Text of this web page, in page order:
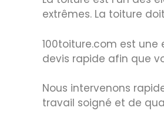
extrêmes. La toiture
100toiture.com est
devis rapide afin que
Nous intervenons
travail soigné et de